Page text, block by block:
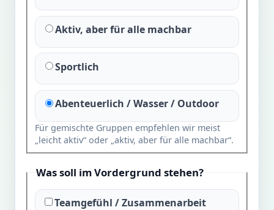
Aktiv, aber für alle machbar
Sportlich
Abenteuerlich / Wasser / Outdoor
Für gemischte Gruppen empfehlen wir meist
„leicht aktiv“ oder „aktiv, aber für alle machbar“.
Was soll im Vordergrund stehen?
Teamgefühl / Zusammenarbeit